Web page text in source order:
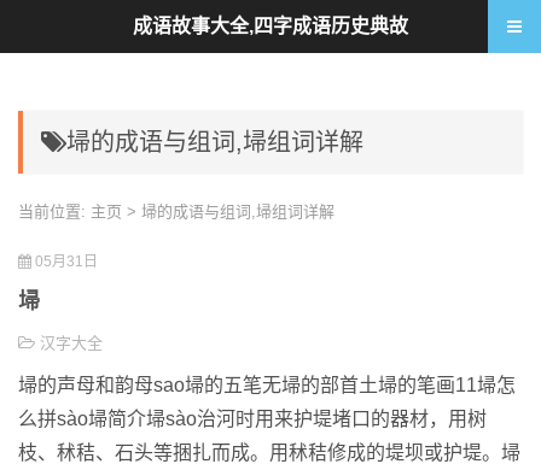
埽的成语与组词,埽组词详解
当前位置: 主页 > 埽的成语与组词,埽组词详解
05月31日
埽
汉字大全
埽的声母和韵母sao埽的五笔无埽的部首土埽的笔画11埽怎
么拼sào埽简介埽sào治河时用来护堤堵口的器材，用树
枝、秫秸、石头等捆扎而成。用秫秸修成的堤坝或护堤。埽
成语故事大全,四字成语历史典故